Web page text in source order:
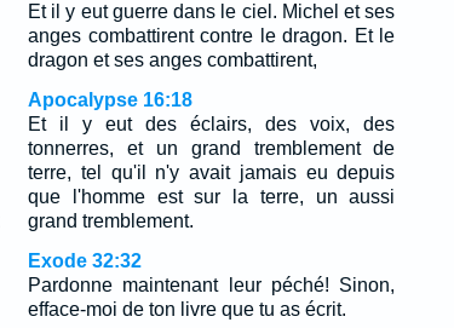
Et il y eut guerre dans le ciel. Michel et ses
anges combattirent contre le dragon. Et le
dragon et ses anges combattirent,
Apocalypse 16:18
Et il y eut des éclairs, des voix, des
tonnerres, et un grand tremblement de
terre, tel qu'il n'y avait jamais eu depuis
que l'homme est sur la terre, un aussi
grand tremblement.
Exode 32:32
Pardonne maintenant leur péché! Sinon,
efface-moi de ton livre que tu as écrit.